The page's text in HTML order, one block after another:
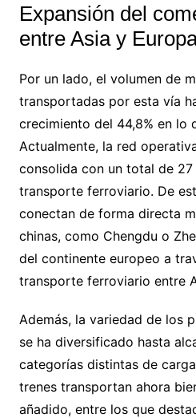
Expansión del
entre Asia y
Por un lado, el volumen de
transportadas por esta vía
crecimiento del 44,8% en lo
Actualmente, la red
consolida con un total de
transporte ferroviario. De
conectan de forma directa
chinas, como Chengdu o
del continente europeo a
transporte ferroviario entre
Además, la variedad de los
se ha diversificado hasta
categorías distintas de
trenes transportan ahora
añadido, entre los que